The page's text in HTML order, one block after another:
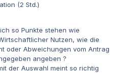
(2 Std.)
so Punkte stehen wie
Nutzen, wie die
oder Abweichungen vom Antrag
angeben ?
der Auswahl meint so richtig